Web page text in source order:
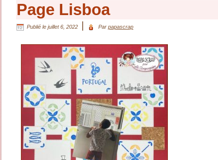
Page Lisboa
Publié le juillet 6, 2022 Par papascrap